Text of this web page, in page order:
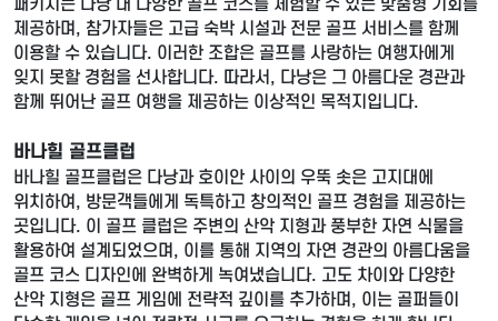
제공하며, 참가자들은 고급 숙박 시설과 전문 골프 서비스를 함께
이용할 수 있습니다. 이러한 조합은 골프를 사랑하는 여행자에게
잊지 못할 경험을 선사합니다. 따라서, 다낭은 그 아름다운 경관과
함께 뛰어난 골프 여행을 제공하는 이상적인 목적지입니다.
바나힐 골프클럽
바나힐 골프클럽은 다낭과 호이안 사이의 우뚝 솟은 고지대에
위치하여, 방문객들에게 독특하고 창의적인 골프 경험을 제공하는
곳입니다. 이 골프 클럽은 주변의 산악 지형과 풍부한 자연 식물을
활용하여 설계되었으며, 이를 통해 지역의 자연 경관의 아름다움을
골프 코스 디자인에 완벽하게 녹여냈습니다. 고도 차이와 다양한
산악 지형은 골프 게임에 전략적 깊이를 추가하며, 이는 골퍼들이